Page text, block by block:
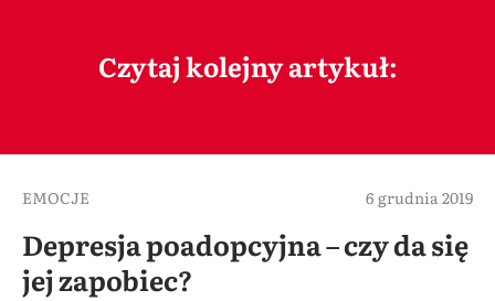
Czytaj kolejny artykuł:
EMOCJE 6 grudnia 2019
Depresja poadopcyjna – czy da się
jej zapobiec?